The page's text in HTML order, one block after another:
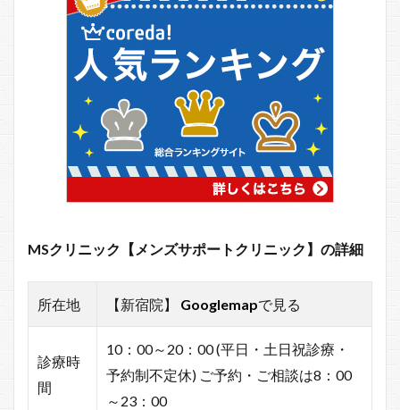
MSクリニック【メンズサポートクリニック】の詳細
所在地 【新宿院】 Googlemapで見る
診療時
間
10：00～20：00 (平日・土日祝診療・
予約制不定休) ご予約・ご相談は8：00
～23：00